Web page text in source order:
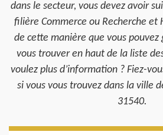
dans le secteur, vous devez avoir
filière Commerce ou Recherche et
de cette manière que vous pouvez
vous trouver en haut de la liste
voulez plus d’information ? Fiez-
si vous vous trouvez dans la ville
31540.